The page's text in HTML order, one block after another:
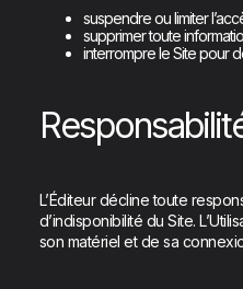
suspendre ou limiter
supprimer toute
interrompre le Site pour
L’Éditeur décline toute
d’indisponibilité du Site.
son matériel et de sa